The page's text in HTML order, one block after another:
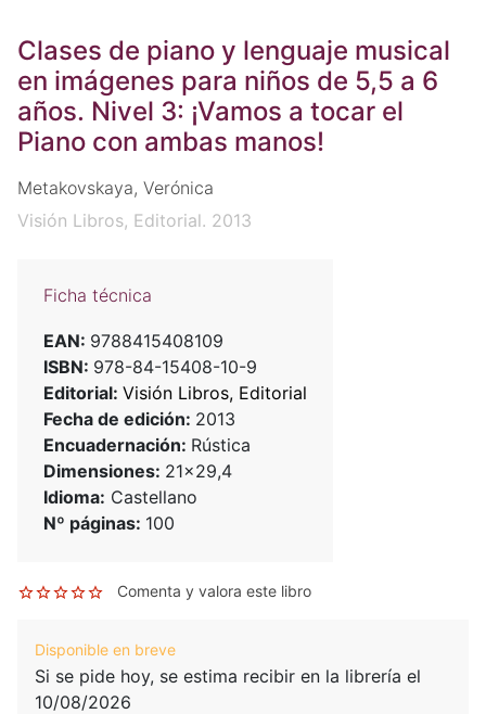
Clases de piano y lenguaje musical
en imágenes para niños de 5,5 a 6
años. Nivel 3: ¡Vamos a tocar el
Piano con ambas manos!
Metakovskaya, Verónica
Visión Libros, Editorial. 2013
Ficha técnica
EAN: 9788415408109
ISBN: 978-84-15408-10-9
Editorial: Visión Libros, Editorial
Fecha de edición: 2013
Encuadernación: Rústica
Dimensiones: 21x29,4
Idioma: Castellano
Nº páginas: 100
Comenta y valora este libro
Disponible en breve
Si se pide hoy, se estima recibir en la librería el
10/08/2026